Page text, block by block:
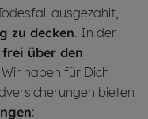
ausgezahlt,
zu decken. In der
frei über den
Wir haben für Dich
bieten
: